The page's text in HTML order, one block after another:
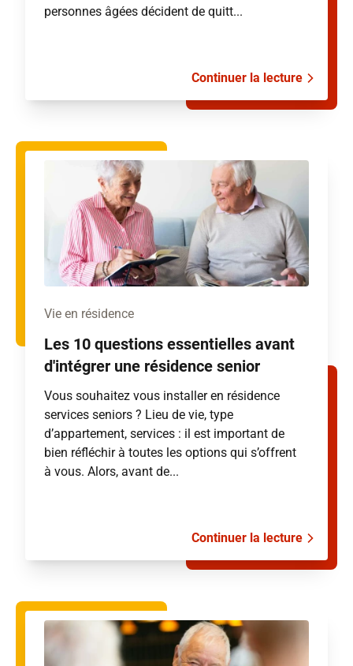
personnes âgées décident de quitt...
Continuer la lecture
Vie en résidence
Les 10 questions essentielles avant
d'intégrer une résidence senior
Vous souhaitez vous installer en résidence
services seniors ? Lieu de vie, type
d’appartement, services : il est important de
bien réfléchir à toutes les options qui s’offrent
à vous. Alors, avant de...
Continuer la lecture